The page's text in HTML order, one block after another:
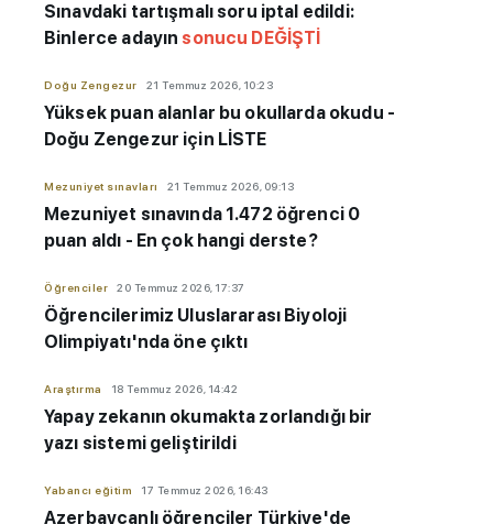
Sınavdaki tartışmalı soru iptal edildi:
Binlerce adayın sonucu DEĞİŞTİ
Doğu Zengezur 21 Temmuz 2026, 10:23
Yüksek puan alanlar bu okullarda okudu -
Doğu Zengezur için LİSTE
Mezuniyet sınavları 21 Temmuz 2026, 09:13
Mezuniyet sınavında 1.472 öğrenci 0
puan aldı - En çok hangi derste?
Öğrenciler 20 Temmuz 2026, 17:37
Öğrencilerimiz Uluslararası Biyoloji
Olimpiyatı'nda öne çıktı
Araştırma 18 Temmuz 2026, 14:42
Yapay zekanın okumakta zorlandığı bir
yazı sistemi geliştirildi
Yabancı eğitim 17 Temmuz 2026, 16:43
Azerbaycanlı öğrenciler Türkiye'de